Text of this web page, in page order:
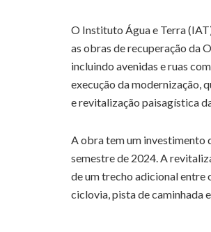
O Instituto Água e Terra
as obras de recuperação da
incluindo avenidas e ruas
execução da modernização,
e revitalização paisagística
A obra tem um investimento
semestre de 2024. A
de um trecho adicional entre
ciclovia, pista de caminhada